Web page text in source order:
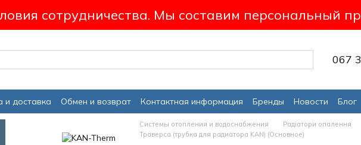
сотрудничества. Мы составим персональный
067
и доставка Обмен и возврат Контактная информация Бренды Новости
Блог
Системы отопления и водоснабжения Радіатори опалення
Траверса (трубка для радиатора KAN) (Основное)